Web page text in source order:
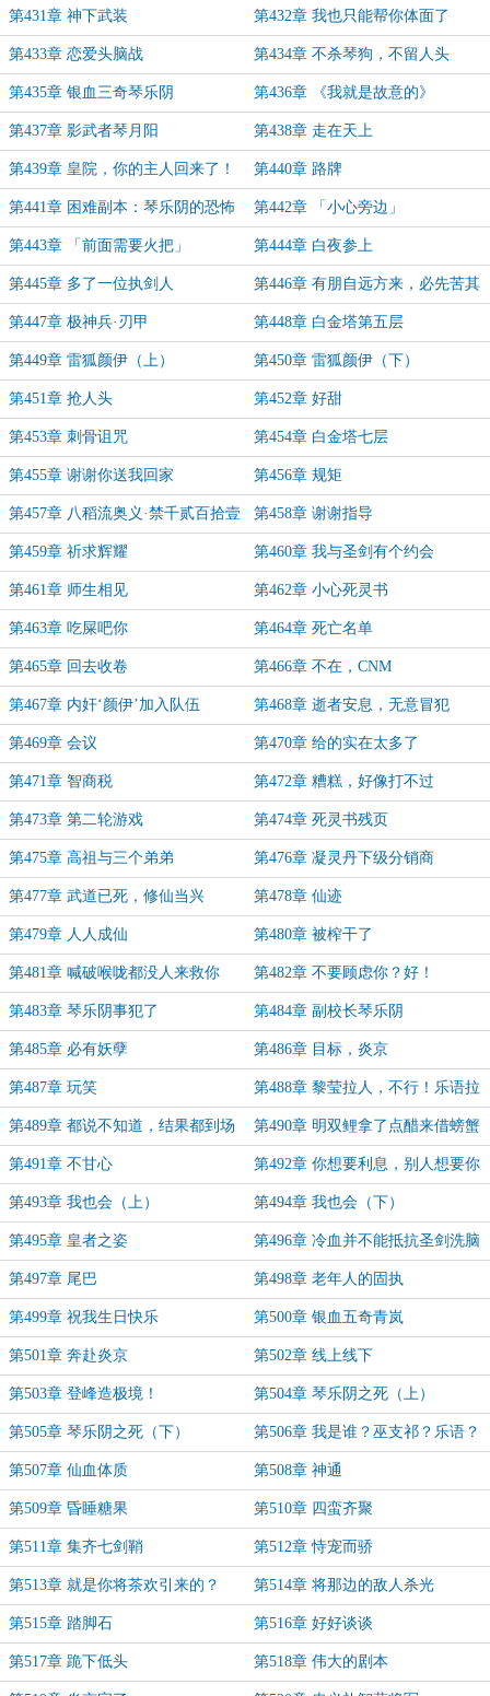
阴！
第431章 神下武装 第432章 我也只能帮你体面了
第433章 恋爱头脑战 第434章 不杀琴狗，不留人头
第435章 银血三奇琴乐阴 第436章 《我就是故意的》
第437章 影武者琴月阳 第438章 走在天上
第439章 皇院，你的主人回来了！ 第440章 路牌
第441章 困难副本：琴乐阴的恐怖
皇院
第442章 「小心旁边」
第443章 「前面需要火把」 第444章 白夜参上
第445章 多了一位执剑人 第446章 有朋自远方来，必先苦其
心志
第447章 极神兵·刃甲 第448章 白金塔第五层
第449章 雷狐颜伊（上） 第450章 雷狐颜伊（下）
第451章 抢人头 第452章 好甜
第453章 刺骨诅咒 第454章 白金塔七层
第455章 谢谢你送我回家 第456章 规矩
第457章 八稻流奥义·禁千贰百拾壹
式
第458章 谢谢指导
第459章 祈求辉耀 第460章 我与圣剑有个约会
第461章 师生相见 第462章 小心死灵书
第463章 吃屎吧你 第464章 死亡名单
第465章 回去收卷 第466章 不在，CNM
第467章 内奸‘颜伊’加入队伍 第468章 逝者安息，无意冒犯
第469章 会议 第470章 给的实在太多了
第471章 智商税 第472章 糟糕，好像打不过
第473章 第二轮游戏 第474章 死灵书残页
第475章 高祖与三个弟弟 第476章 凝灵丹下级分销商
第477章 武道已死，修仙当兴 第478章 仙迹
第479章 人人成仙 第480章 被榨干了
第481章 喊破喉咙都没人来救你 第482章 不要顾虑你？好！
第483章 琴乐阴事犯了 第484章 副校长琴乐阴
第485章 必有妖孽 第486章 目标，炎京
第487章 玩笑 第488章 黎莹拉人，不行！乐语拉
人，行！
第489章 都说不知道，结果都到场 第490章 明双鲤拿了点醋来借螃蟹
第491章 不甘心 第492章 你想要利息，别人想要你
的本钱
第493章 我也会（上） 第494章 我也会（下）
第495章 皇者之姿 第496章 冷血并不能抵抗圣剑洗脑
第497章 尾巴 第498章 老年人的固执
第499章 祝我生日快乐 第500章 银血五奇青岚
第501章 奔赴炎京 第502章 线上线下
第503章 登峰造极境！ 第504章 琴乐阴之死（上）
第505章 琴乐阴之死（下） 第506章 我是谁？巫支祁？乐语？
第507章 仙血体质 第508章 神通
第509章 昏睡糖果 第510章 四蛮齐聚
第511章 集齐七剑鞘 第512章 恃宠而骄
第513章 就是你将茶欢引来的？ 第514章 将那边的敌人杀光
第515章 踏脚石 第516章 好好谈谈
第517章 跪下低头 第518章 伟大的剧本